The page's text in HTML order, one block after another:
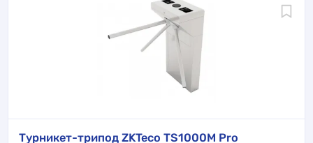
Турникет-трипод ZKTeco TS1000M Pro